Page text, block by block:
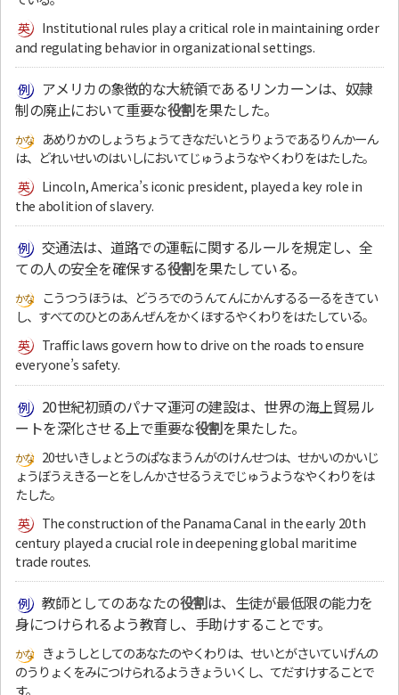
Institutional rules play a critical role in maintaining order
and regulating behavior in organizational settings.
アメリカの象徴的な大統領であるリンカーンは、奴隷
制の廃止において重要な役割を果たした。
あめりかのしょうちょうてきなだいとうりょうであるりんかーん
は、どれいせいのはいしにおいてじゅうようなやくわりをはたした。
Lincoln, America’s iconic president, played a key role in
the abolition of slavery.
交通法は、道路での運転に関するルールを規定し、全
ての人の安全を確保する役割を果たしている。
こうつうほうは、どうろでのうんてんにかんするるーるをきてい
し、すべてのひとのあんぜんをかくほするやくわりをはたしている。
Traffic laws govern how to drive on the roads to ensure
everyone’s safety.
20世紀初頭のパナマ運河の建設は、世界の海上貿易ル
ートを深化させる上で重要な役割を果たした。
20せいきしょとうのぱなまうんがのけんせつは、せかいのかいじ
ょうぼうえきるーとをしんかさせるうえでじゅうようなやくわりをは
たした。
The construction of the Panama Canal in the early 20th
century played a crucial role in deepening global maritime
trade routes.
教師としてのあなたの役割は、生徒が最低限の能力を
身につけられるよう教育し、手助けすることです。
きょうしとしてのあなたのやくわりは、せいとがさいていげんの
のうりょくをみにつけられるようきょういくし、てだすけすることで
す。